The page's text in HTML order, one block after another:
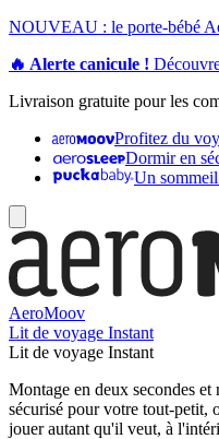
NOUVEAU : le porte-bébé
🔥 Alerte canicule !
Livraison gratuite pour les
Profitez du
Dormir en
Un
AeroMoov
Lit de voyage Instant
Lit de voyage Instant
Montage en deux secondes et
sécurisé pour votre tout-petit,
jouer autant qu'il veut, à